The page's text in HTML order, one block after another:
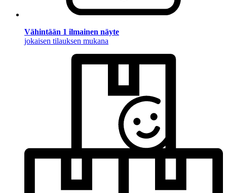
Vähintään 1 ilmainen näyte
jokaisen tilauksen mukana